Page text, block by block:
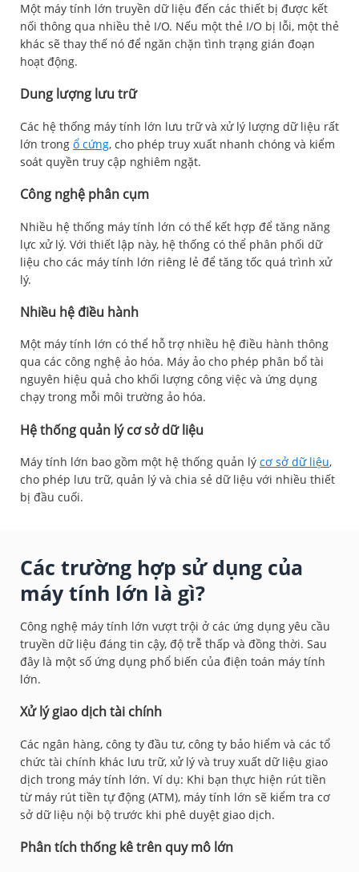
Một máy tính lớn truyền dữ liệu đến các thiết bị được kết
nối thông qua nhiều thẻ I/O. Nếu một thẻ I/O bị lỗi, một thẻ
khác sẽ thay thế nó để ngăn chặn tình trạng gián đoạn
hoạt động.
Dung lượng lưu trữ
Các hệ thống máy tính lớn lưu trữ và xử lý lượng dữ liệu rất
lớn trong ổ cứng, cho phép truy xuất nhanh chóng và kiểm
soát quyền truy cập nghiêm ngặt.
Công nghệ phân cụm
Nhiều hệ thống máy tính lớn có thể kết hợp để tăng năng
lực xử lý. Với thiết lập này, hệ thống có thể phân phối dữ
liệu cho các máy tính lớn riêng lẻ để tăng tốc quá trình xử
lý.
Nhiều hệ điều hành
Một máy tính lớn có thể hỗ trợ nhiều hệ điều hành thông
qua các công nghệ ảo hóa. Máy ảo cho phép phân bổ tài
nguyên hiệu quả cho khối lượng công việc và ứng dụng
chạy trong mỗi môi trường ảo hóa.
Hệ thống quản lý cơ sở dữ liệu
Máy tính lớn bao gồm một hệ thống quản lý cơ sở dữ liệu,
cho phép lưu trữ, quản lý và chia sẻ dữ liệu với nhiều thiết
bị đầu cuối.
Các trường hợp sử dụng của
máy tính lớn là gì?
Công nghệ máy tính lớn vượt trội ở các ứng dụng yêu cầu
truyền dữ liệu đáng tin cậy, độ trễ thấp và đồng thời. Sau
đây là một số ứng dụng phổ biến của điện toán máy tính
lớn.
Xử lý giao dịch tài chính
Các ngân hàng, công ty đầu tư, công ty bảo hiểm và các tổ
chức tài chính khác lưu trữ, xử lý và truy xuất dữ liệu giao
dịch trong máy tính lớn. Ví dụ: Khi bạn thực hiện rút tiền
từ máy rút tiền tự động (ATM), máy tính lớn sẽ kiểm tra cơ
sở dữ liệu nội bộ trước khi phê duyệt giao dịch.
Phân tích thống kê trên quy mô lớn